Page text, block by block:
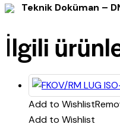
Teknik Doküman –
İlgili
Add to Wishlist
Add to Wishlist